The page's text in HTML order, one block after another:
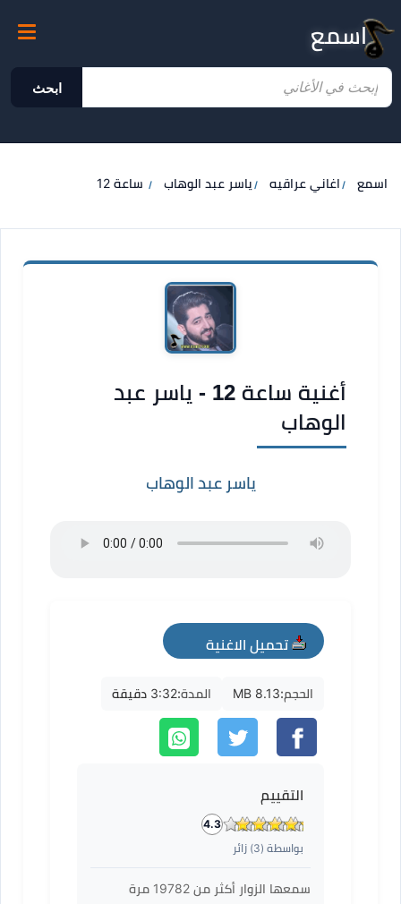
اسمع
ابحث
اسمع اغاني عراقيه ياسر عبد الوهاب ساعة 12
أغنية ساعة 12 - ياسر عبد
الوهاب
ياسر عبد الوهاب
تحميل الاغنية
mp3
الحجم:8.13 MB المدة:3:32 دقيقة
التقييم
4.3
بواسطة (3) زائر
سمعها الزوار أكثر من 19782 مرة